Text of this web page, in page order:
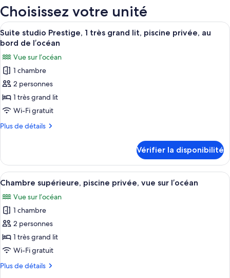
national
Amado
Choisissez votre unité
Afficher
toutes
photos
pour
ce
type
de
chambre :
Prestige,
très
grand
lit,
piscine
privée,
au
bord
de
Une chambre avec un grand lit, une
3
Suite studio Prestige, 1 très grand lit, piscine privée, au
bord de l’océan
Vue sur l’océan
1 chambre
2 personnes
1 très grand lit
Wi-Fi gratuit
Plus de détails
Plus
Suite
studio
Prestige,
très
grand
lit,
piscine
privée,
au
bord
de
Vérifier la disponibilité
Afficher
toutes
les
photos
pour
ce
type
chambre :
Une chambre avec un grand lit, un
4
Chambre supérieure, piscine privée, vue sur l’océan
Vue sur l’océan
1 chambre
2 personnes
1 très grand lit
Wi-Fi gratuit
Plus de détails
Plus